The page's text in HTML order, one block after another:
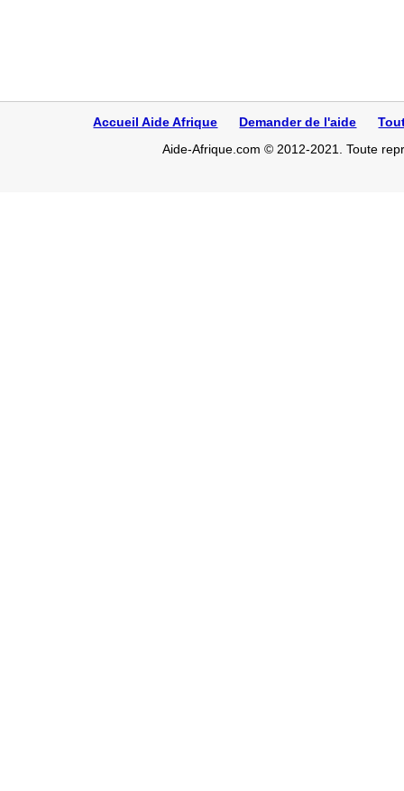
Accueil Aide Afrique Demander de l'aide
Aide-Afrique.com © 2012-2021. Toute